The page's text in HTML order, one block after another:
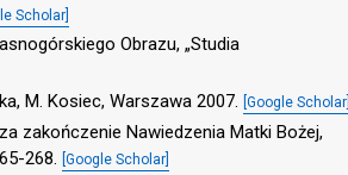
Scholar]
Obrazu, „Studia
M. Kosiec, Warszawa 2007. [Google Scholar]
zakończenie Nawiedzenia Matki Bożej,
268. [Google Scholar]